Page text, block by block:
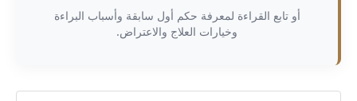
أو تابع القراءة لمعرفة حكم أول سابقة وأسباب البراءة
وخيارات العلاج والاعتراض.